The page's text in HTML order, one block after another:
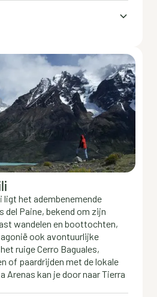
ligt het adembenemende
del Paine, bekend om zijn
wandelen en boottochten,
ook avontuurlijke
ruige Cerro Baguales,
of paardrijden met de lokale
Arenas kan je door naar Tierra